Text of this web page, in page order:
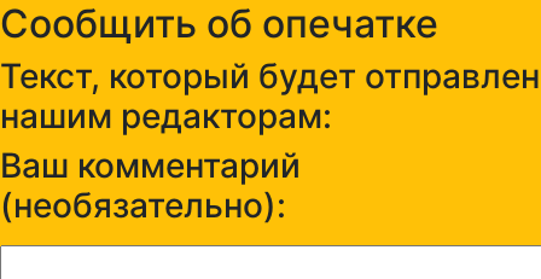
Сообщить об опечатке
Текст, который будет отправлен
нашим редакторам:
Ваш комментарий
(необязательно):